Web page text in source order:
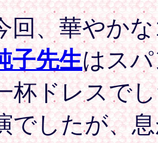
回、華やか
子先生はス
杯ドレスで
でしたが、